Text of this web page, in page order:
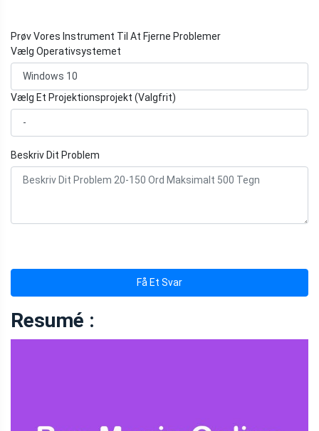
Prøv Vores Instrument Til At Fjerne Problemer
Vælg Operativsystemet
Vælg Et Projektionsprojekt (Valgfrit)
Beskriv Dit Problem
Få Et Svar
Resumé :